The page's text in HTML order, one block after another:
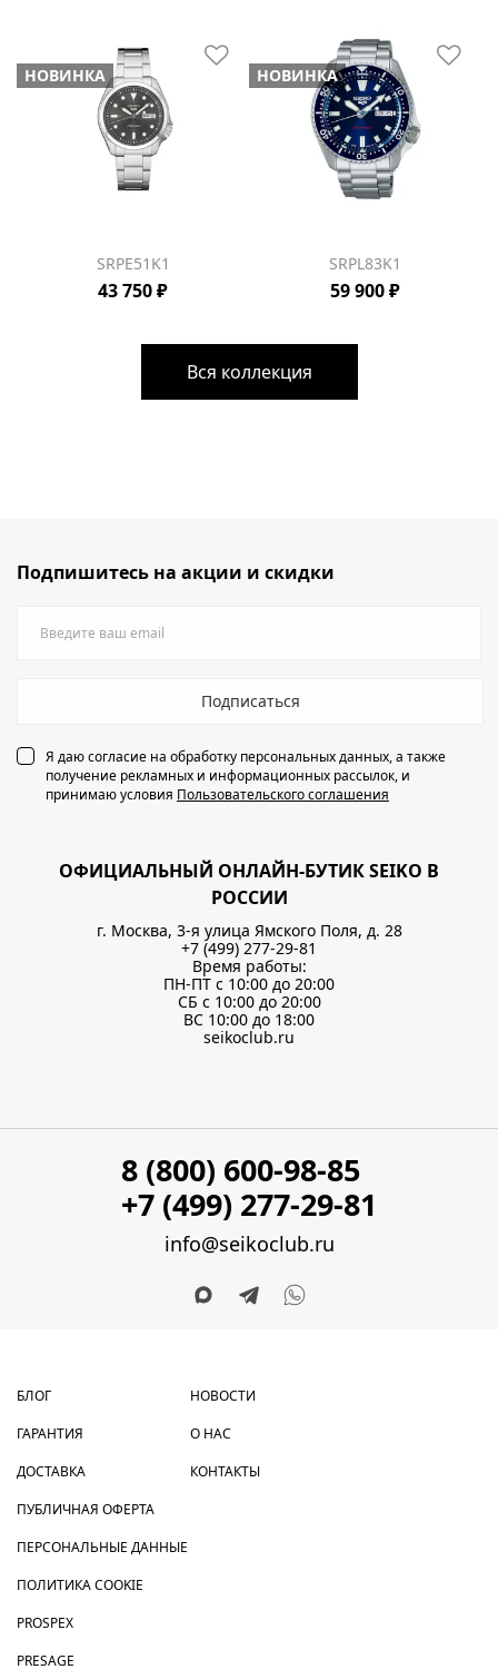
НОВИНКА
SRPE51K1
43 750 ₽
НОВИНКА
SRPL83K1
59 900 ₽
Вся коллекция
Подпишитесь на акции и скидки
Подписаться
Я даю согласие на обработку персональных данных, а также
получение рекламных и информационных рассылок, и
принимаю условия Пользовательского соглашения
ОФИЦИАЛЬНЫЙ ОНЛАЙН-БУТИК SEIKO В
РОССИИ
г. Москва, 3-я улица Ямского Поля, д. 28
+7 (499) 277-29-81
Время работы:
ПН-ПТ с 10:00 до 20:00
СБ с 10:00 до 20:00
ВС 10:00 до 18:00
seikoclub.ru
8 (800) 600-98-85
+7 (499) 277-29-81
info@seikoclub.ru
БЛОГ
ГАРАНТИЯ
ДОСТАВКА
НОВОСТИ
О НАС
КОНТАКТЫ
ПУБЛИЧНАЯ ОФЕРТА
ПЕРСОНАЛЬНЫЕ ДАННЫЕ
ПОЛИТИКА COOKIE
PROSPEX
PRESAGE